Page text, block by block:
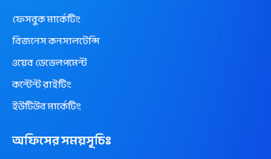
ফেসবুক মার্কেটিং
বিজনেস কনসালটেন্সি
ওয়েব ডেভেলপমেন্ট
কন্টেন্ট রাইটিং
ইউটিউব মার্কেটিং
অফিসের সময়সূচিঃ